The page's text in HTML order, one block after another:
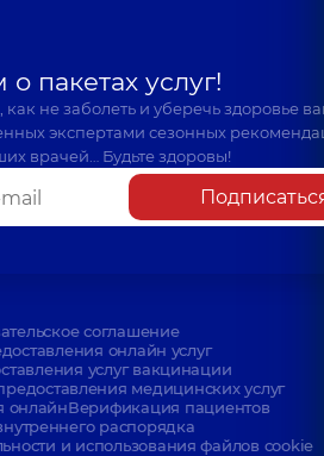
пакетах услуг!
не заболеть и уберечь здоровье
экспертами сезонных
врачей… Будьте здоровы!
соглашение
онлайн услуг
услуг вакцинации
медицинских услуг
онлайнВерификация пациентов
распорядка
и использования файлов cookie